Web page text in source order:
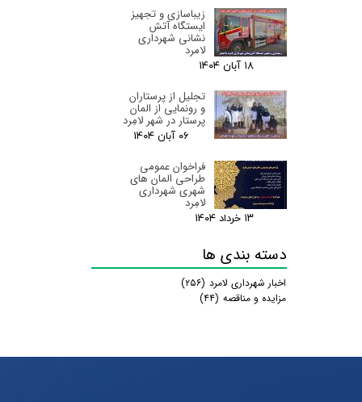
زیباسازی و تجهیز
ایستگاه آتش
نشانی شهرداری
لامرد
۱۸ آبان ۰۴
تجلیل از پرستاران
و رونمایی از المان
پرستار در شهر لامِرد
۰۶ آبان ۰۴
فراخوان عمومی
طراحی المان های
شهری شهرداری
لامِرد
۱۳ خرداد ۰۴
دسته بندی ها
اخبار شهرداری لامرد (۲۵۶)
مزایده و مناقصه (۴۴)